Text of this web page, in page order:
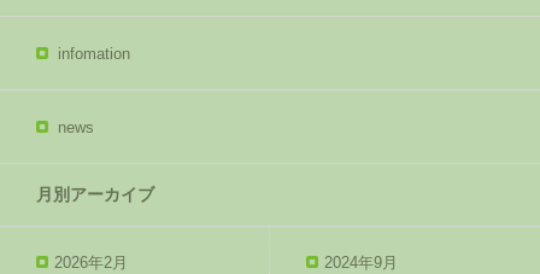
infomation
news
月別アーカイブ
2026年2月 2024年9月